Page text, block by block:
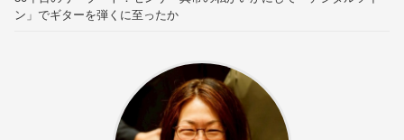
ン」でギターを弾くに至ったか